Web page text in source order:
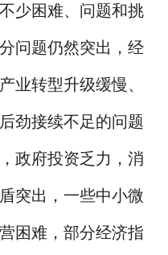
少困难、问题和挑
问题仍然突出，经
业转型升级缓慢、
劲接续不足的问题
政府投资乏力，消
突出，一些中小微
困难，部分经济指